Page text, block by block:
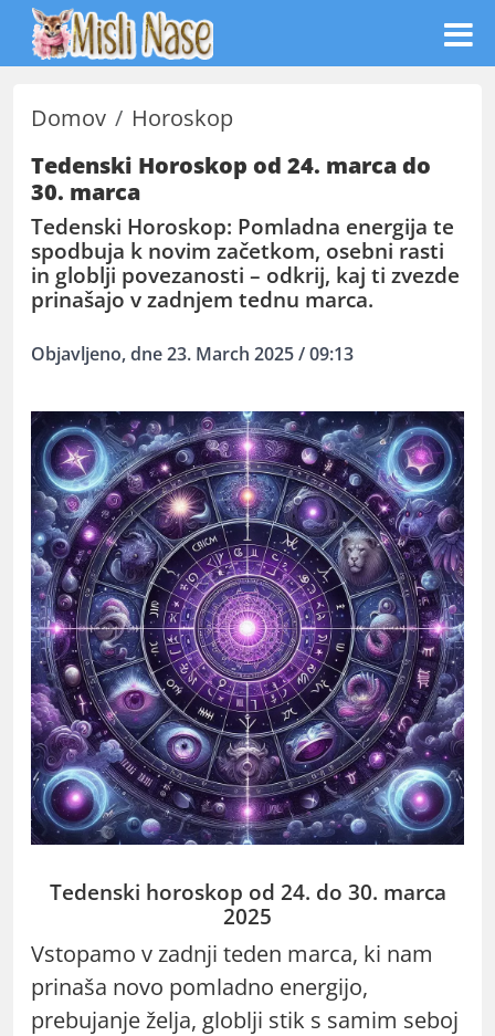
Domov
Horoskop
Tedenski Horoskop od 24. marca do
30. marca
Tedenski Horoskop: Pomladna energija te
spodbuja k novim začetkom, osebni rasti
in globlji povezanosti – odkrij, kaj ti zvezde
prinašajo v zadnjem tednu marca.
Objavljeno, dne 23. March 2025 / 09:13
Tedenski horoskop od 24. do 30. marca
2025
Vstopamo v zadnji teden marca, ki nam
prinaša novo pomladno energijo,
prebujanje želja, globlji stik s samim seboj